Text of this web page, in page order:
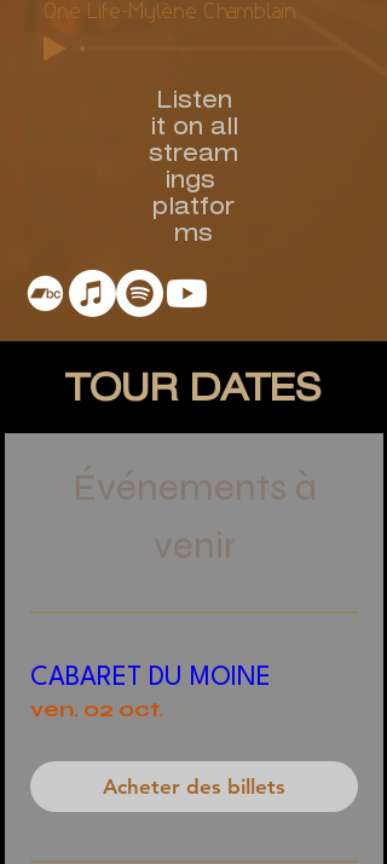
One Life-Mylène Chamblain
Listen
it on all
stream
ings
platfor
ms
TOUR DATES
Événements à
venir
CABARET DU MOINE
ven. 02 oct.
Acheter des billets